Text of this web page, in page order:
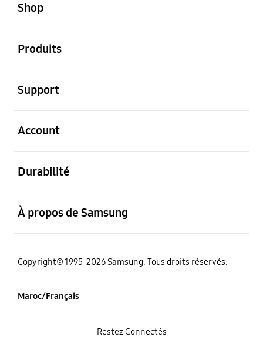
Shop
Produits
Support
Account
Durabilité
À propos de Samsung
Copyright© 1995-2026 Samsung. Tous droits réservés.
Maroc/Français
Restez Connectés